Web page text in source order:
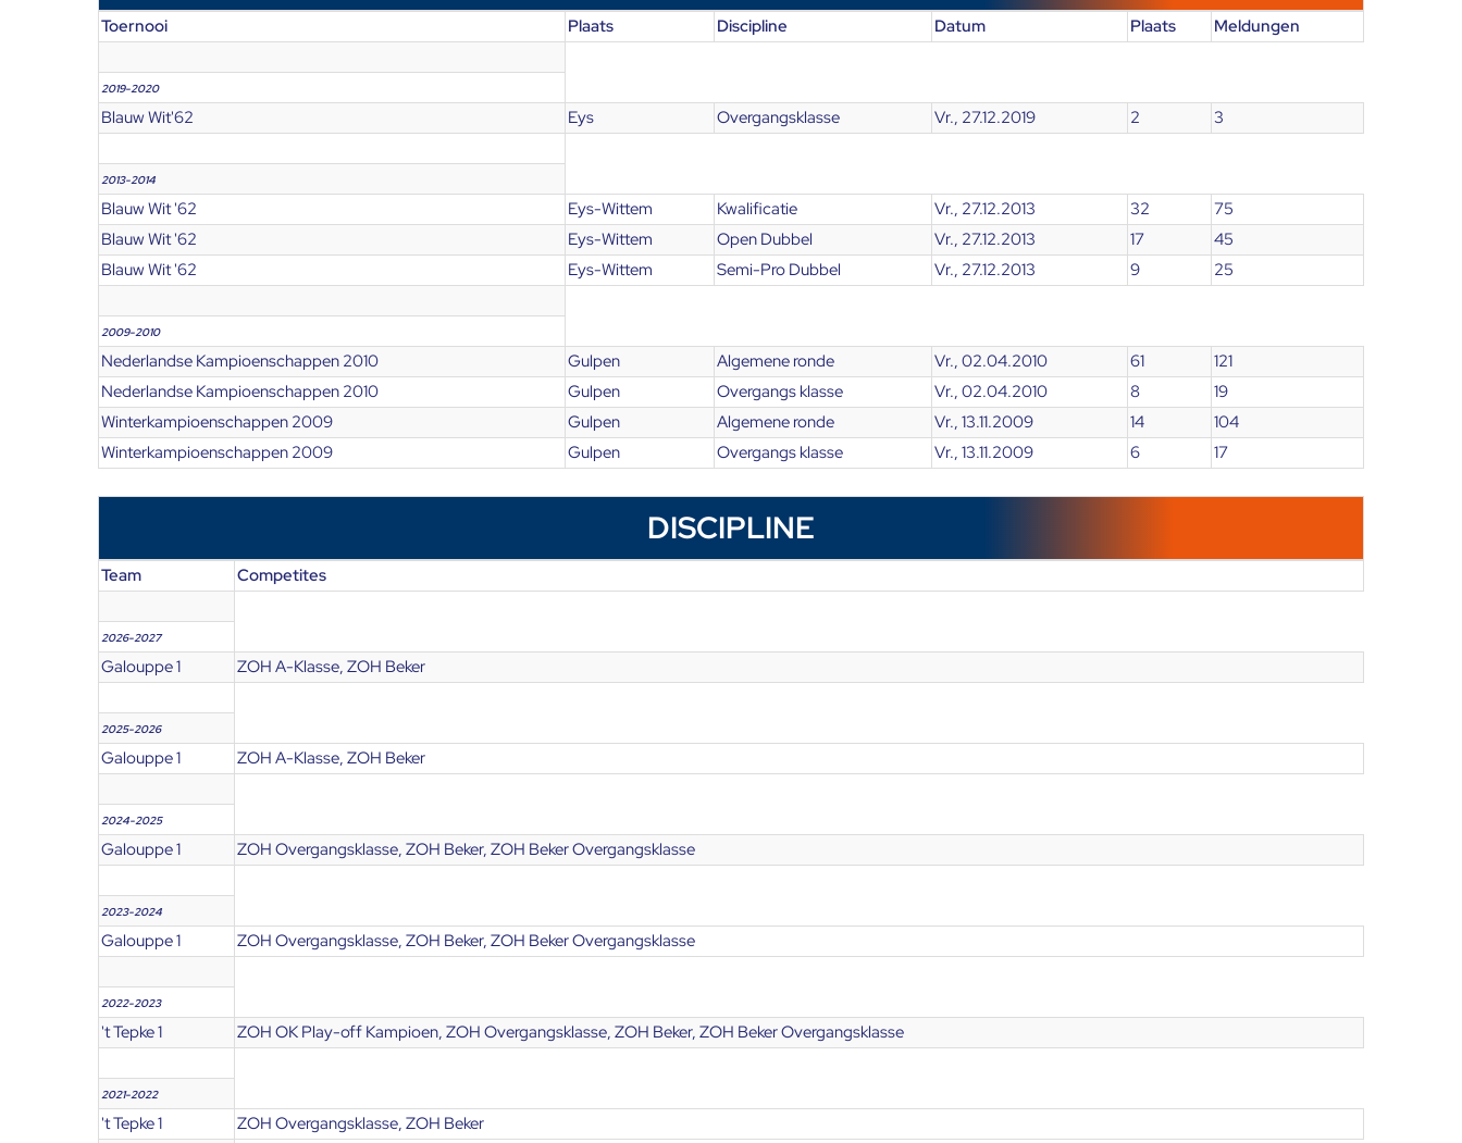
Toernooi Plaats Discipline Datum Plaats Meldungen
2019-2020
Blauw Wit'62 Eys Overgangsklasse Vr., 27.12.2019 2 3
2013-2014
Blauw Wit '62 Eys-Wittem Kwalificatie Vr., 27.12.2013 32
75
Blauw Wit '62
Eys-Wittem Open Dubbel Vr., 27.12.2013 17
45
Blauw Wit '62
Eys-Wittem Semi-Pro Dubbel Vr., 27.12.2013 9 25
2009-2010
Nederlandse Kampioenschappen 2010 Gulpen Algemene ronde Vr., 02.04.2010 61
121
Nederlandse Kampioenschappen 2010
Gulpen Overgangs klasse Vr., 02.04.2010 8
19
Winterkampioenschappen 2009
Gulpen Algemene ronde Vr., 13.11.2009 14
104
Winterkampioenschappen 2009
Gulpen Overgangs klasse Vr., 13.11.2009 6 17
DISCIPLINE
Team Competites
2026-2027
Galouppe 1 ZOH A-Klasse, ZOH Beker
2025-2026
Galouppe 1 ZOH A-Klasse, ZOH Beker
2024-2025
Galouppe 1 ZOH Overgangsklasse, ZOH Beker, ZOH Beker Overgangsklasse
2023-2024
Galouppe 1 ZOH Overgangsklasse, ZOH Beker, ZOH Beker Overgangsklasse
2022-2023
't Tepke 1 ZOH OK Play-off Kampioen, ZOH Overgangsklasse, ZOH Beker, ZOH Beker Overgangsklasse
2021-2022
't Tepke 1 ZOH Overgangsklasse, ZOH Beker